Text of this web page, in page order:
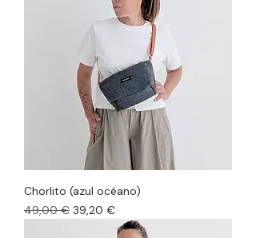
Chorlito (azul océano)
Precio
49,00 € Precio de oferta
39,20 €